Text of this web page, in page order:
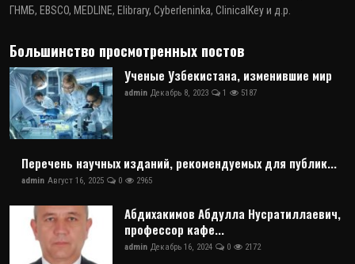
ГНМБ, EBSCO, MEDLINE, Elibrary, Cyberleninka, ClinicalKey и д.р.
Большинство просмотренных постов
Ученые Узбекистана, изменившие мир
admin Декабрь 8, 2023 1 5187
Перечень научных изданий, рекомендуемых для публик...
admin Август 16, 2025 0 2965
Абдихакимов Абдулла Нусратиллаевич,
профессор кафе...
admin Декабрь 16, 2024 0 2172